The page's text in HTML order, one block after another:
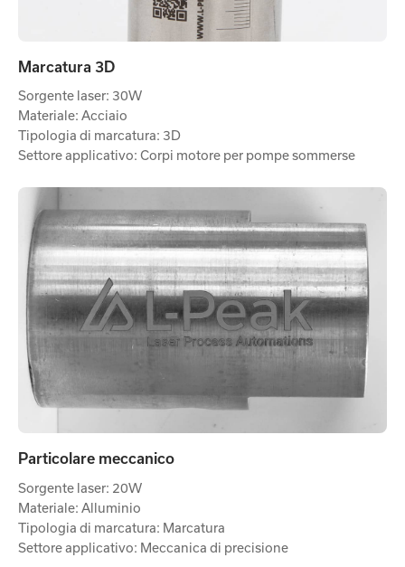
Marcatura 3D
Sorgente laser: 30W
Materiale: Acciaio
Tipologia di marcatura: 3D
Settore applicativo: Corpi motore per pompe sommerse
Particolare meccanico
Sorgente laser: 20W
Materiale: Alluminio
Tipologia di marcatura: Marcatura
Settore applicativo: Meccanica di precisione